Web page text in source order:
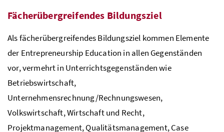
Fächerübergreifendes Bildungsziel
Als fächerübergreifendes Bildungsziel kommen Elemente
der Entrepreneurship Education in allen Gegenständen
vor, vermehrt in Unterrichtsgegenständen wie
Betriebswirtschaft,
Unternehmensrechnung/Rechnungswesen,
Volkswirtschaft, Wirtschaft und Recht,
Projektmanagement, Qualitätsmanagement, Case